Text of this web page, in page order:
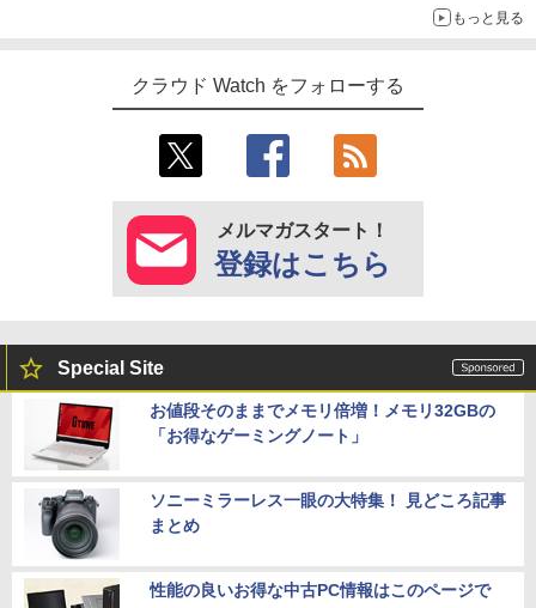
もっと見る
クラウド Watch をフォローする
メルマガスタート！
登録はこちら
Special Site
お値段そのままでメモリ倍増！メモリ32GBの
「お得なゲーミングノート」
ソニーミラーレス一眼の大特集！ 見どころ記事
まとめ
性能の良いお得な中古PC情報はこのページで